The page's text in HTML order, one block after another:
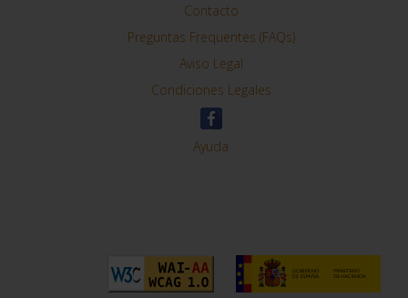
General Information
Contacto
Preguntas Frequentes (FAQs)
Aviso Legal
Condiciones Legales